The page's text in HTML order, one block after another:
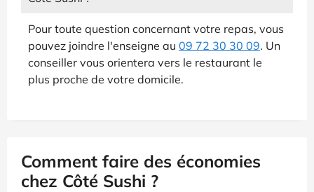
Pour toute question concernant votre repas, vous
pouvez joindre l'enseigne au 09 72 30 30 09. Un
conseiller vous orientera vers le restaurant le
plus proche de votre domicile.
Comment faire des économies
chez Côté Sushi ?